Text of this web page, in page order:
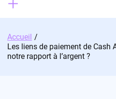
Accueil
Les liens de paiement de Cash
notre rapport à l’argent ?